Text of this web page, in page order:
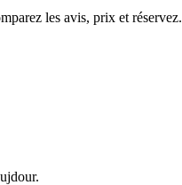
les avis, prix et réservez.
.